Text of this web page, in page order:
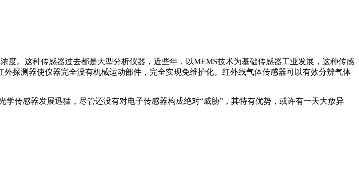
。这种传感器过去都是大型分析仪器，近些年，以MEMS技术为基础传感器工业发展，这种传感
探测器使仪器完全没有机械运动部件，完全实现免维护化。红外线气体传感器可以有效分辨气体
传感器发展迅猛，尽管还没有对电子传感器构成绝对“威胁”，其特有优势，或许有一天大放异